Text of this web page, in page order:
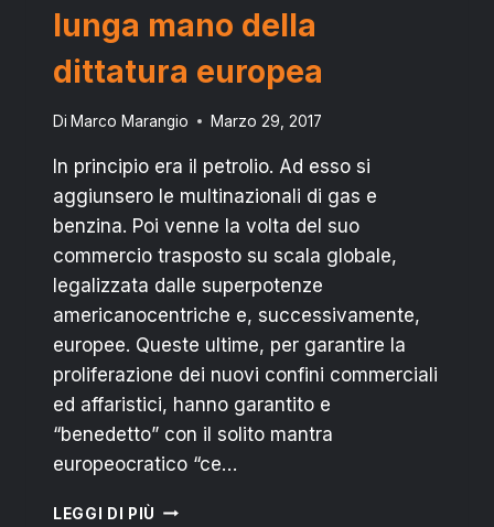
lunga mano della
dittatura europea
Di Marco Marangio Marzo 29, 2017
In principio era il petrolio. Ad esso si
aggiunsero le multinazionali di gas e
benzina. Poi venne la volta del suo
commercio trasposto su scala globale,
legalizzata dalle superpotenze
americanocentriche e, successivamente,
europee. Queste ultime, per garantire la
proliferazione dei nuovi confini commerciali
ed affaristici, hanno garantito e
“benedetto” con il solito mantra
europeocratico “ce…
LEGGI DI PIÙ SAN